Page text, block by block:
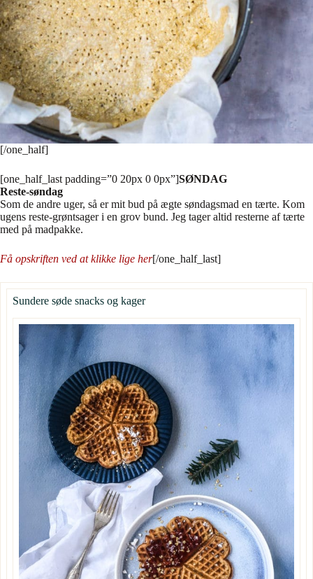
[/one_half]
[one_half_last padding=”0 20px 0 0px”]SØNDAG
Reste-søndag
Som de andre uger, så er mit bud på ægte søndagsmad en tærte. Kom
ugens reste-grøntsager i en grov bund. Jeg tager altid resterne af tærte
med på madpakke.
Få opskriften ved at klikke lige her[/one_half_last]
Sundere søde snacks og kager